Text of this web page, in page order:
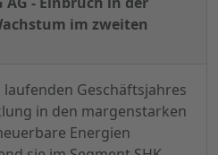
im zweiten
Geschäftsjahres
in den margenstarken
Energien